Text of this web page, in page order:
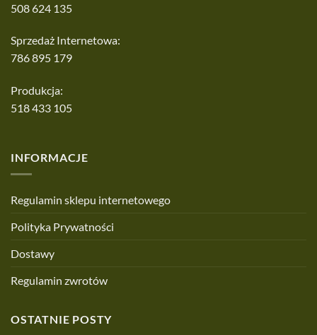
508 624 135
Sprzedaż Internetowa:
786 895 179
Produkcja:
518 433 105
INFORMACJE
Regulamin sklepu internetowego
Polityka Prywatności
Dostawy
Regulamin zwrotów
OSTATNIE POSTY